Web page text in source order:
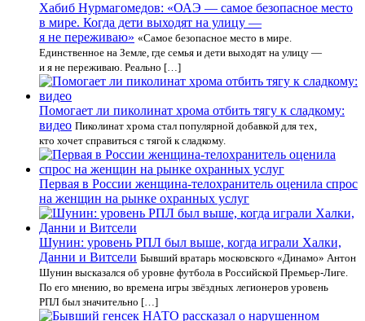
Хабиб Нурмагомедов: «ОАЭ — самое безопасное место
в мире. Когда дети выходят на улицу —
я не переживаю» «Самое безопасное место в мире.
Единственное на Земле, где семья и дети выходят на улицу —
и я не переживаю. Реально […]
Помогает ли пиколинат хрома отбить тягу к сладкому:
видео Пиколинат хрома стал популярной добавкой для тех,
кто хочет справиться с тягой к сладкому.
Первая в России женщина-телохранитель оценила спрос
на женщин на рынке охранных услуг
Шунин: уровень РПЛ был выше, когда играли Халки,
Данни и Витсели Бывший вратарь московского «Динамо» Антон
Шунин высказался об уровне футбола в Российской Премьер-Лиге.
По его мнению, во времена игры звёздных легионеров уровень
РПЛ был значительно […]